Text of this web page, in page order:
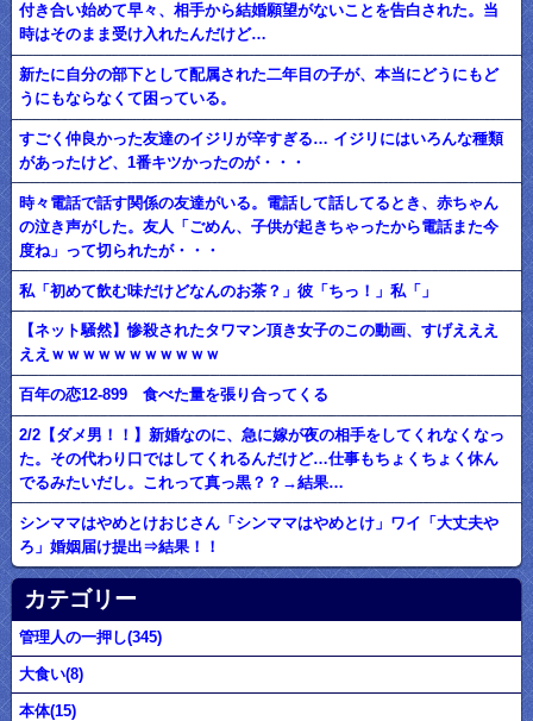
付き合い始めて早々、相手から結婚願望がないことを告白された。当
時はそのまま受け入れたんだけど…
新たに自分の部下として配属された二年目の子が、本当にどうにもど
うにもならなくて困っている。
すごく仲良かった友達のイジリが辛すぎる… イジリにはいろんな種類
があったけど、1番キツかったのが・・・
時々電話で話す関係の友達がいる。電話して話してるとき、赤ちゃん
の泣き声がした。友人「ごめん、子供が起きちゃったから電話また今
度ね」って切られたが・・・
私「初めて飲む味だけどなんのお茶？」彼「ちっ！」私「」
【ネット騒然】惨殺されたタワマン頂き女子のこの動画、すげえええ
ええｗｗｗｗｗｗｗｗｗｗｗ
百年の恋12-899 食べた量を張り合ってくる
2/2【ダメ男！！】新婚なのに、急に嫁が夜の相手をしてくれなくなっ
た。その代わり口ではしてくれるんだけど…仕事もちょくちょく休ん
でるみたいだし。これって真っ黒？？→結果…
シンママはやめとけおじさん「シンママはやめとけ」ワイ「大丈夫や
ろ」婚姻届け提出⇒結果！！
カテゴリー
管理人の一押し(345)
大食い(8)
本体(15)